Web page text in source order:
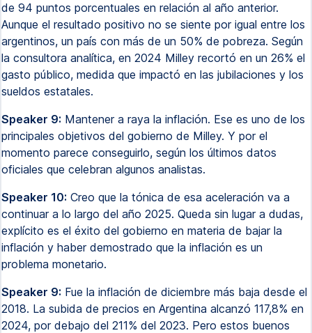
de 94 puntos porcentuales en relación al año anterior.
Aunque el resultado positivo no se siente por igual entre los
argentinos, un país con más de un 50% de pobreza. Según
la consultora analítica, en 2024 Milley recortó en un 26% el
gasto público, medida que impactó en las jubilaciones y los
sueldos estatales.
Speaker 9: Mantener a raya la inflación. Ese es uno de los
principales objetivos del gobierno de Milley. Y por el
momento parece conseguirlo, según los últimos datos
oficiales que celebran algunos analistas.
Speaker 10: Creo que la tónica de esa aceleración va a
continuar a lo largo del año 2025. Queda sin lugar a dudas,
explícito es el éxito del gobierno en materia de bajar la
inflación y haber demostrado que la inflación es un
problema monetario.
Speaker 9: Fue la inflación de diciembre más baja desde el
2018. La subida de precios en Argentina alcanzó 117,8% en
2024, por debajo del 211% del 2023. Pero estos buenos